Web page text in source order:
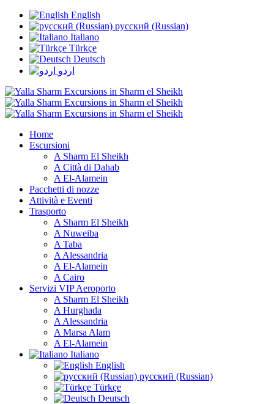
English
русский (Russian)
Italiano
Türkçe
Deutsch
اردو
Home
Escursioni
A Sharm El Sheikh
A Città di Dahab
A El-Alamein
Pacchetti di nozze
Attività e Eventi
Trasporto
A Sharm El Sheikh
A Nuweiba
A Taba
A Alessandria
A El-Alamein
A Cairo
Servizi VIP Aeroporto
A Sharm El Sheikh
A Hurghada
A Alessandria
A Marsa Alam
A El-Alamein
Italiano
English
русский (Russian)
Türkçe
Deutsch